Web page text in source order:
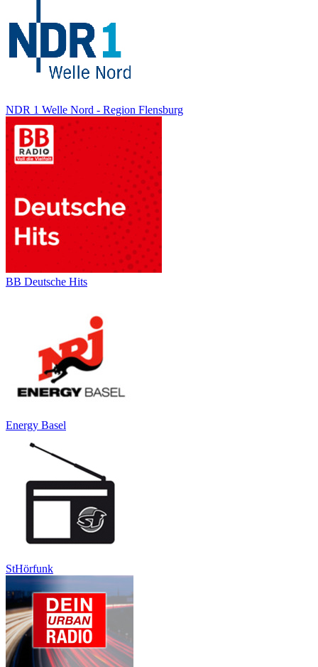
NDR 1 Welle Nord - Region Flensburg
BB Deutsche Hits
Energy Basel
StHörfunk